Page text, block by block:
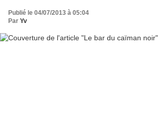
Publié le 04/07/2013 à 05:04
Par Yv